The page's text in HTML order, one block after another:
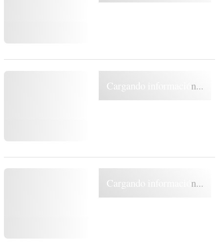
Cargando información...
Cargando información...